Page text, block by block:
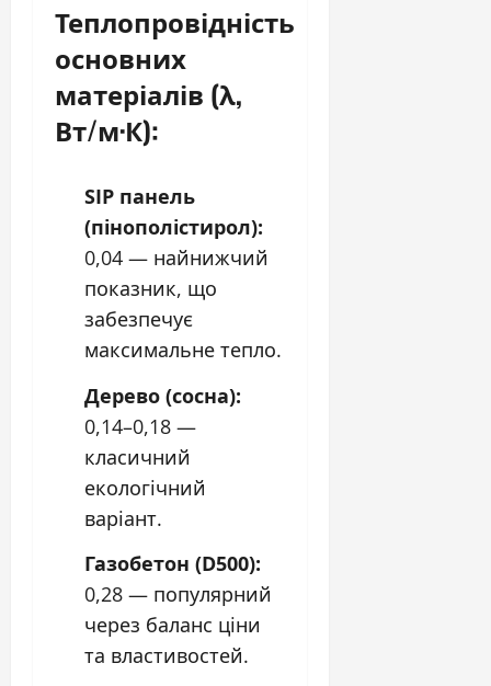
Теплопровідність
основних
матеріалів (λ,
Вт/м·К):
SIP панель
(пінополістирол):
0,04 — найнижчий
показник, що
забезпечує
максимальне тепло.
Дерево (сосна):
0,14–0,18 —
класичний
екологічний
варіант.
Газобетон (D500):
0,28 — популярний
через баланс ціни
та властивостей.